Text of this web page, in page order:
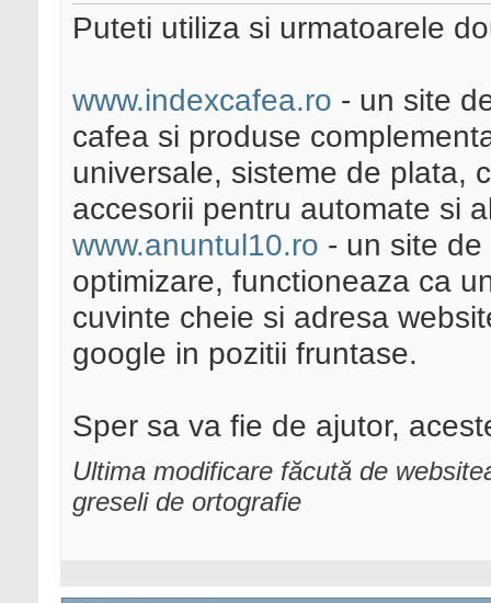
Puteti utiliza si urmatoarele
www.indexcafea.ro - un site
cafea si produse
universale, sisteme de plata,
accesorii pentru automate si
www.anuntul10.ro - un site
optimizare, functioneaza ca
cuvinte cheie si adresa
google in pozitii fruntase.
Sper sa va fie de ajutor,
Ultima modificare făcută de
greseli de ortografie